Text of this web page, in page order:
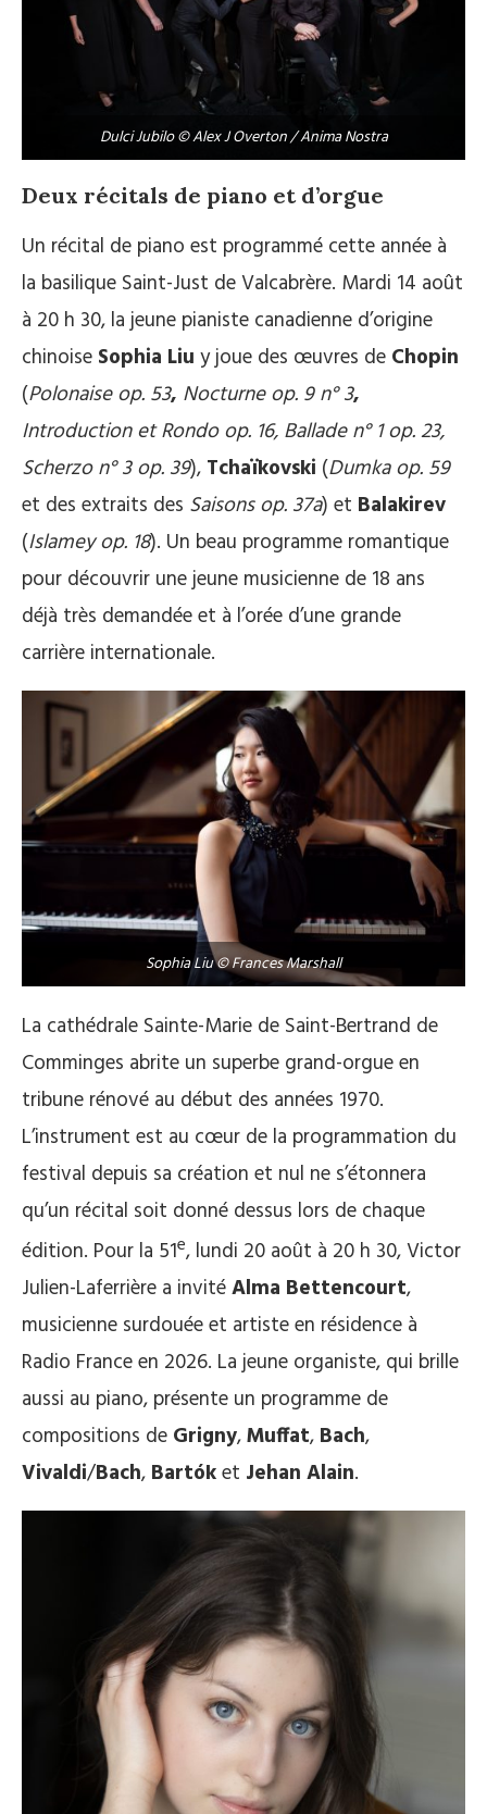
Dulci Jubilo © Alex J Overton / Anima Nostra
Deux récitals de piano et d’orgue
Un récital de piano est programmé cette année à
la basilique Saint-Just de Valcabrère. Mardi 14 août
à 20 h 30, la jeune pianiste canadienne d’origine
chinoise Sophia Liu y joue des œuvres de Chopin
(Polonaise op. 53, Nocturne op. 9 n° 3,
Introduction et Rondo op. 16, Ballade n° 1 op. 23,
Scherzo n° 3 op. 39), Tchaïkovski (Dumka op. 59
et des extraits des Saisons op. 37a) et Balakirev
(Islamey op. 18). Un beau programme romantique
pour découvrir une jeune musicienne de 18 ans
déjà très demandée et à l’orée d’une grande
carrière internationale.
Sophia Liu © Frances Marshall
La cathédrale Sainte-Marie de Saint-Bertrand de
Comminges abrite un superbe grand-orgue en
tribune rénové au début des années 1970.
L’instrument est au cœur de la programmation du
festival depuis sa création et nul ne s’étonnera
qu’un récital soit donné dessus lors de chaque
édition. Pour la 51e, lundi 20 août à 20 h 30, Victor
Julien-Laferrière a invitéAlma Bettencourt,
musicienne surdouée et artiste en résidence à
Radio France en 2026. La jeune organiste, qui brille
aussi au piano, présente un programme de
compositions de Grigny,Muffat, Bach,
Vivaldi/Bach, Bartóket Jehan Alain.